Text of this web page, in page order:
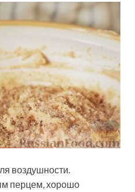
воздушности.
перцем, хорошо